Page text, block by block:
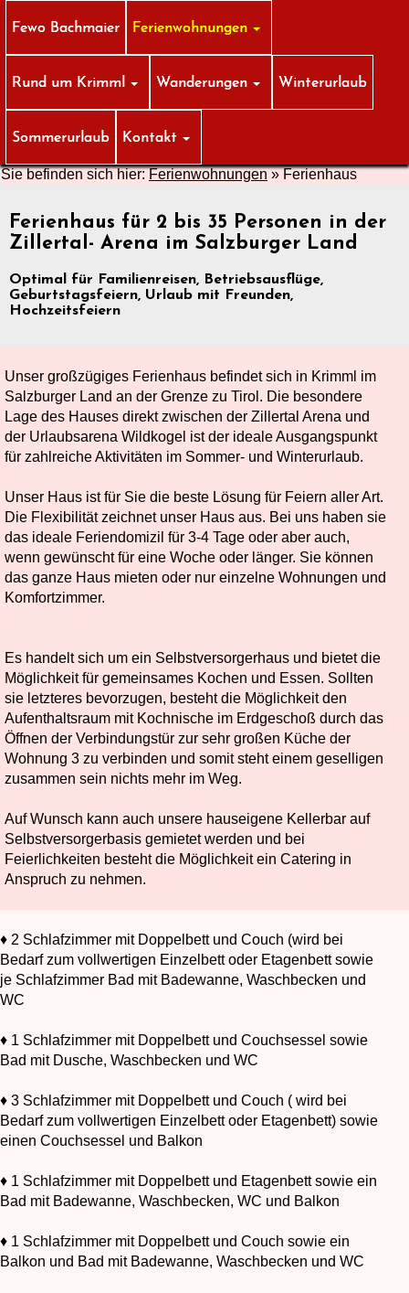
Fewo Bachmaier Ferienwohnungen
Rund um Krimml Wanderungen Winterurlaub
Sommerurlaub Kontakt
Sie befinden sich hier:Ferienwohnungen » Ferienhaus
Ferienhaus für 2 bis 35 Personen in der
Zillertal- Arena im Salzburger Land
Optimal für Familienreisen, Betriebsausflüge,
Geburtstagsfeiern, Urlaub mit Freunden,
Hochzeitsfeiern
Unser großzügiges Ferienhaus befindet sich in Krimml im
Salzburger Land an der Grenze zu Tirol. Die besondere
Lage des Hauses direkt zwischen der Zillertal Arena und
der Urlaubsarena Wildkogel ist der ideale Ausgangspunkt
für zahlreiche Aktivitäten im Sommer- und Winterurlaub.
Unser Haus ist für Sie die beste Lösung für Feiern aller Art.
Die Flexibilität zeichnet unser Haus aus. Bei uns haben sie
das ideale Feriendomizil für 3-4 Tage oder aber auch,
wenn gewünscht für eine Woche oder länger. Sie können
das ganze Haus mieten oder nur einzelne Wohnungen und
Komfortzimmer.
Es handelt sich um ein Selbstversorgerhaus und bietet die
Möglichkeit für gemeinsames Kochen und Essen. Sollten
sie letzteres bevorzugen, besteht die Möglichkeit den
Aufenthaltsraum mit Kochnische im Erdgeschoß durch das
Öffnen der Verbindungstür zur sehr großen Küche der
Wohnung 3 zu verbinden und somit steht einem geselligen
zusammen sein nichts mehr im Weg.
Auf Wunsch kann auch unsere hauseigene Kellerbar auf
Selbstversorgerbasis gemietet werden und bei
Feierlichkeiten besteht die Möglichkeit ein Catering in
Anspruch zu nehmen.
♦ 2 Schlafzimmer mit Doppelbett und Couch (wird bei
Bedarf zum vollwertigen Einzelbett oder Etagenbett sowie
je Schlafzimmer Bad mit Badewanne, Waschbecken und
WC
♦ 1 Schlafzimmer mit Doppelbett und Couchsessel sowie
Bad mit Dusche, Waschbecken und WC
♦ 3 Schlafzimmer mit Doppelbett und Couch ( wird bei
Bedarf zum vollwertigen Einzelbett oder Etagenbett) sowie
einen Couchsessel und Balkon
♦ 1 Schlafzimmer mit Doppelbett und Etagenbett sowie ein
Bad mit Badewanne, Waschbecken, WC und Balkon
♦ 1 Schlafzimmer mit Doppelbett und Couch sowie ein
Balkon und Bad mit Badewanne, Waschbecken und WC